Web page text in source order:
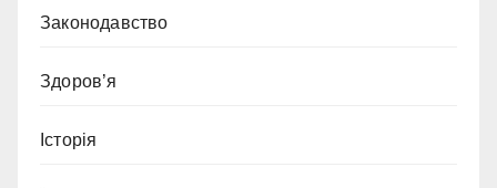
Законодавство
Здоров’я
Історія